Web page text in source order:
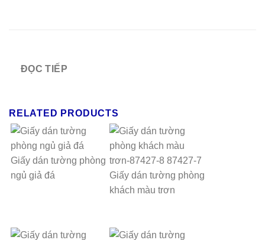
ĐỌC TIẾP
RELATED PRODUCTS
Giấy dán tường phòng
ngủ giả đá
Giấy dán tường phòng
khách màu trơn